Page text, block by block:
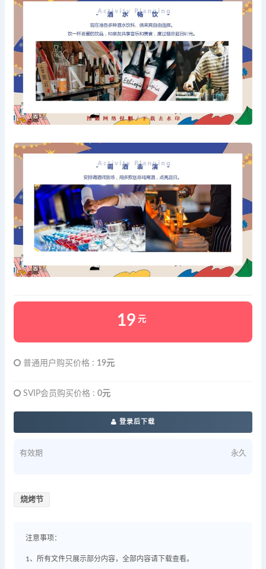
19 元
普通用户购买价格 : 19元
SVIP会员购买价格 : 0元
登录后下载
有效期 永久
烧烤节
注意事项：
1、所有文件只展示部分内容，全部内容请下载查看。